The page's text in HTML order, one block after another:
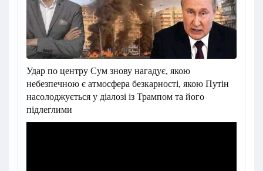
Удар по центру Сум знову нагадує, якою
небезпечною є атмосфера безкарності, якою Путін
насолоджується у діалозі із Трампом та його
підлеглими